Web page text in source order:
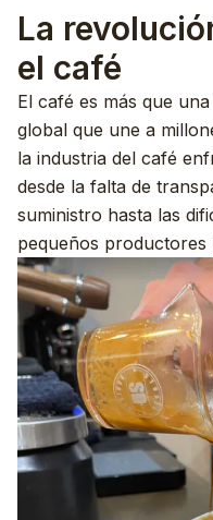
La
el café
El café es más que
global que une a
la industria del café
desde la falta de
suministro hasta las
pequeños productores